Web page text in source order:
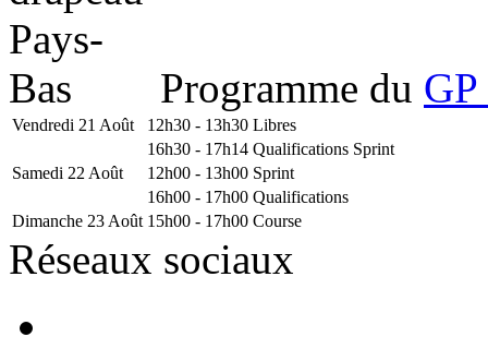
Programme du
Vendredi 21 Août 12h30 - 13h30 Libres
16h30 - 17h14 Qualifications Sprint
Samedi 22 Août
12h00 - 13h00 Sprint
16h00 - 17h00 Qualifications
Dimanche 23 Août 15h00 - 17h00 Course
Réseaux sociaux